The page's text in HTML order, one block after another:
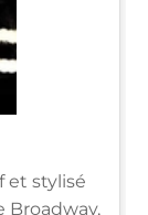
et stylisé
Broadway,